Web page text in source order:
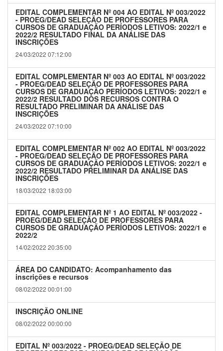
EDITAL COMPLEMENTAR Nº 004 AO EDITAL Nº 003/2022
- PROEG/DEAD SELEÇÃO DE PROFESSORES PARA
CURSOS DE GRADUAÇÃO PERÍODOS LETIVOS: 2022/1 e
2022/2 RESULTADO FINAL DA ANÁLISE DAS
INSCRIÇÕES
24/03/2022 07:12:00
EDITAL COMPLEMENTAR Nº 003 AO EDITAL Nº 003/2022
- PROEG/DEAD SELEÇÃO DE PROFESSORES PARA
CURSOS DE GRADUAÇÃO PERÍODOS LETIVOS: 2022/1 e
2022/2 RESULTADO DOS RECURSOS CONTRA O
RESULTADO PRELIMINAR DA ANÁLISE DAS
INSCRIÇÕES
24/03/2022 07:10:00
EDITAL COMPLEMENTAR Nº 002 AO EDITAL Nº 003/2022
- PROEG/DEAD SELEÇÃO DE PROFESSORES PARA
CURSOS DE GRADUAÇÃO PERÍODOS LETIVOS: 2022/1 e
2022/2 RESULTADO PRELIMINAR DA ANÁLISE DAS
INSCRIÇÕES
18/03/2022 18:03:00
EDITAL COMPLEMENTAR Nº 1 AO EDITAL Nº 003/2022 -
PROEG/DEAD SELEÇÃO DE PROFESSORES PARA
CURSOS DE GRADUAÇÃO PERÍODOS LETIVOS: 2022/1 e
2022/2
14/02/2022 20:35:00
ÁREA DO CANDIDATO: Acompanhamento das
inscrições e recursos
08/02/2022 00:01:00
INSCRIÇÃO ONLINE
08/02/2022 00:00:00
EDITAL Nº 003/2022 - PROEG/DEAD SELEÇÃO DE